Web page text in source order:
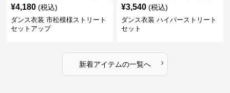
¥4,180 (税込)
ダンス衣装 市松模様ストリート
セットアップ
¥3,540 (税込)
ダンス衣装 ハイパーストリート
セット
新着アイテムの一覧へ ›